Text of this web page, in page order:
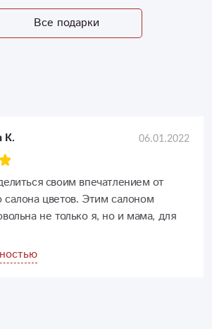
Все подарки
К. 06.01.2022
своим впечатлением от
салона цветов. Этим салоном
не только я, но и мама, для
я хотела бы подчеркнуть прежде
сервис, ну и, конечно,